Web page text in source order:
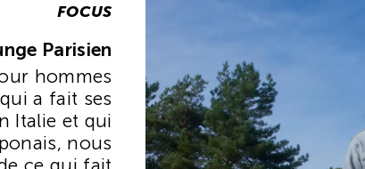
FOCUS
Parisien
hommes
a fait ses
Italie et qui
nous